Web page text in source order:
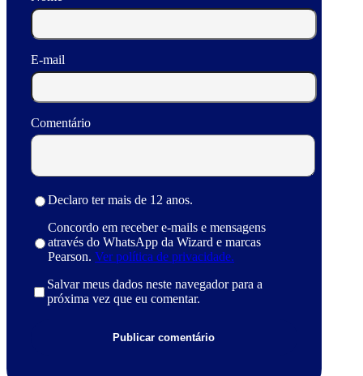
E-mail
Comentário
Declaro ter mais de 12 anos.
Concordo em receber e-mails e mensagens
através do WhatsApp da Wizard e marcas
Pearson. Ver política de privacidade.
Salvar meus dados neste navegador para a
próxima vez que eu comentar.